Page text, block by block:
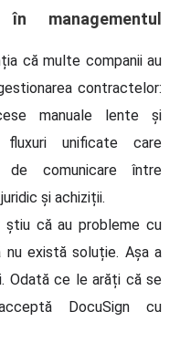
managementul
că multe companii au
contractelor:
manuale lente și
unificate care
de comunicare între
și achiziții.
știu că au probleme cu
nu există soluție. Așa a
Odată ce le arăți că se
DocuSign cu